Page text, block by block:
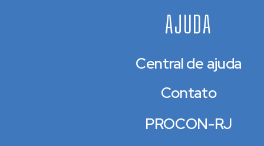
AJUDA
Central de ajuda
Contato
PROCON-RJ